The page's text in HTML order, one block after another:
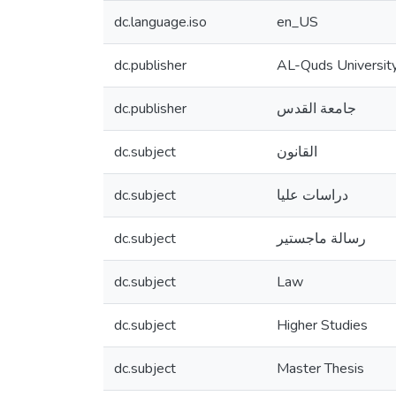
dc.language.iso en_US
dc.publisher AL-Quds
dc.publisher جامعة القدس
dc.subject القانون
dc.subject دراسات عليا
dc.subject رسالة ماجستير
dc.subject Law
dc.subject Higher Studies
dc.subject Master Thesis